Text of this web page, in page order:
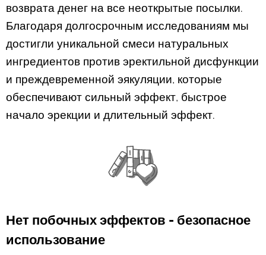
возврата денег на все неоткрытые посылки.
Благодаря долгосрочным исследованиям мы
достигли уникальной смеси натуральных
ингредиентов против эректильной дисфункции
и преждевременной эякуляции, которые
обеспечивают сильный эффект, быстрое
начало эрекции и длительный эффект.
Нет побочных эффектов - безопасное
использование